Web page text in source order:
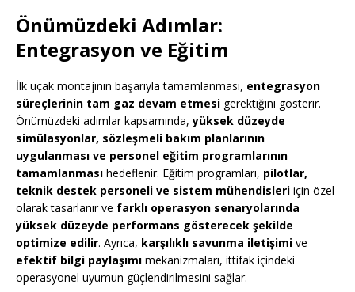
Önümüzdeki Adımlar:
Entegrasyon ve Eğitim
İlk uçak montajının başarıyla tamamlanması, entegrasyon
süreçlerinin tam gaz devam etmesi gerektiğini gösterir.
Önümüzdeki adımlar kapsamında,yüksek düzeyde
simülasyonlar, sözleşmeli bakım planlarının
uygulanması ve personel eğitim programlarının
tamamlanması hedeflenir. Eğitim programları, pilotlar,
teknik destek personeli ve sistem mühendisleri için özel
olarak tasarlanır ve farklı operasyon senaryolarında
yüksek düzeyde performans gösterecek şekilde
optimize edilir. Ayrıca, karşılıklı savunma iletişimi ve
efektif bilgi paylaşımı mekanizmaları, ittifak içindeki
operasyonel uyumun güçlendirilmesini sağlar.